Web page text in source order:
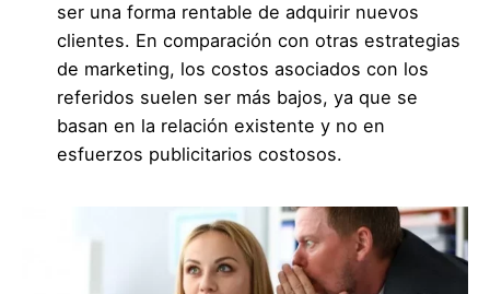
ser una forma rentable de adquirir nuevos
clientes. En comparación con otras estrategias
de marketing, los costos asociados con los
referidos suelen ser más bajos, ya que se
basan en la relación existente y no en
esfuerzos publicitarios costosos.